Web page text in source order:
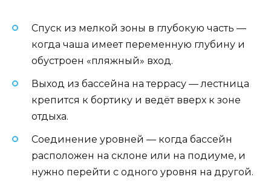
Спуск из мелкой зоны в глубокую часть —
когда чаша имеет переменную глубину и
обустроен «пляжный» вход.
Выход из бассейна на террасу — лестница
крепится к бортику и ведёт вверх к зоне
отдыха.
Соединение уровней — когда бассейн
расположен на склоне или на подиуме, и
нужно перейти с одного уровня на другой.